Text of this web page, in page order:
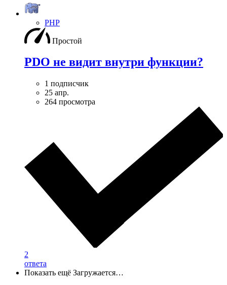
PHP
Простой
PDO не видит внутри функции?
1 подписчик
25 апр.
264 просмотра
2
ответа
Показать ещё Загружается…